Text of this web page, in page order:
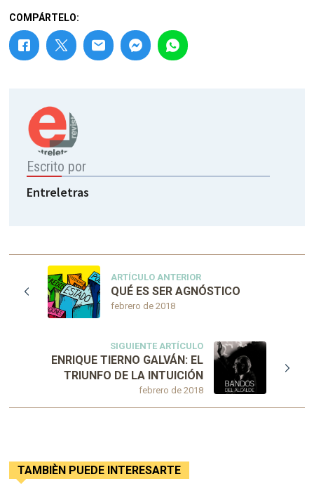
COMPÁRTELO:
Escrito por
Entreletras
ARTÍCULO ANTERIOR
febrero de 2018
QUÉ ES SER AGNÓSTICO
SIGUIENTE ARTÍCULO
febrero de 2018
ENRIQUE TIERNO GALVÁN: EL
TRIUNFO DE LA INTUICIÓN
TAMBIÈN PUEDE INTERESARTE